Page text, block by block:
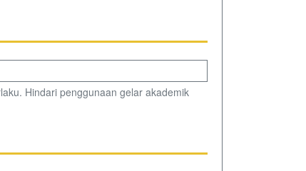
Hindari penggunaan gelar akademik